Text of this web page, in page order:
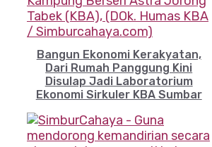
Bangun Ekonomi Kerakyatan,
Dari Rumah Panggung Kini
Disulap Jadi Laboratorium
Ekonomi Sirkuler KBA Sumbar